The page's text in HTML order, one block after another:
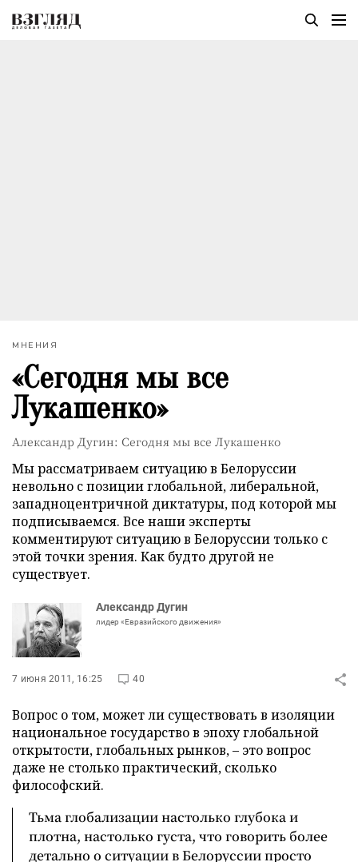
МНЕНИЯ
«Сегодня мы все
Лукашенко»
Александр Дугин: Сегодня мы все Лукашенко
Мы рассматриваем ситуацию в Белоруссии
невольно с позиции глобальной, либеральной,
западноцентричной диктатуры, под которой мы
подписываемся. Все наши эксперты
комментируют ситуацию в Белоруссии только с
этой точки зрения. Как будто другой не
существует.
Александр Дугин
лидер «Евразийского движения»
7 июня 2011, 16:25 40
Вопрос о том, может ли существовать в изоляции
национальное государство в эпоху глобальной
открытости, глобальных рынков,– это вопрос
даже не столько практический, сколько
философский.
Тьма глобализации настолько глубока и
плотна, настолько густа, что говорить более
детально о ситуации в Белоруссии просто